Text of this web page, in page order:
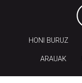
HONI BURUZ
ARAUAK